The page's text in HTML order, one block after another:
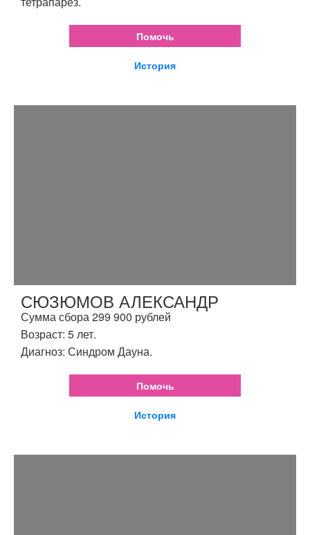
Помочь
История
СЮЗЮМОВ АЛЕКСАНДР
Сумма сбора 299 900 рублей
Возраст: 5 лет.
Диагноз: Синдром Дауна.
Помочь
История